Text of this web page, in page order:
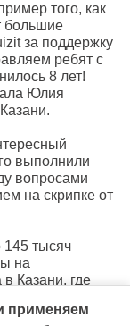
того, как
большие
за поддержку
ребят с
8 лет!
Юлия
выполнили
вопросами
на скрипке от
145 тысяч
на
Казани, где
применяем